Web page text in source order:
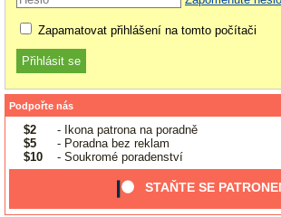
Zapamatovat přihlášení na tomto počítači
Podpořte nás
$2
- Ikona patrona na poradně
$5
- Poradna bez reklam
$10
- Soukromé poradenství
STAŇTE SE